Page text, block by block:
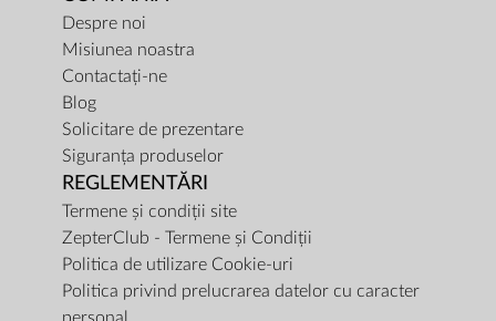
Despre noi
Misiunea noastra
Contactați-ne
Blog
Solicitare de prezentare
Siguranța produselor
REGLEMENTĂRI
Termene și condiții site
ZepterClub - Termene și Condiții
Politica de utilizare Cookie-uri
Politica privind prelucrarea datelor cu caracter